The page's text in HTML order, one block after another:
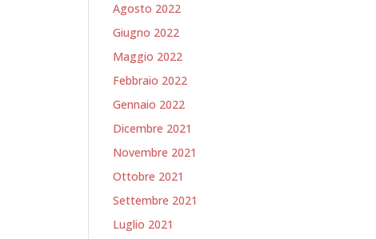
Agosto 2022
Giugno 2022
Maggio 2022
Febbraio 2022
Gennaio 2022
Dicembre 2021
Novembre 2021
Ottobre 2021
Settembre 2021
Luglio 2021